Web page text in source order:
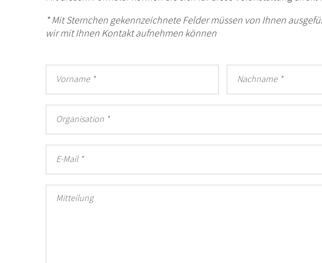
* Mit Sternchen gekennzeichnete Felder müssen von Ihnen
wir mit Ihnen Kontakt aufnehmen können
Vorname Nachname
Organisation
E-Mail
Mitteilung